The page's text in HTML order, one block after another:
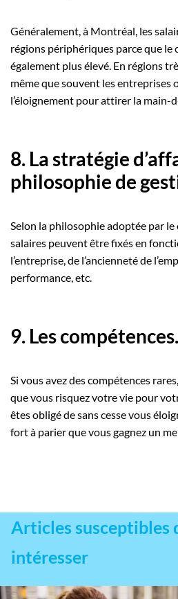
Généralement, à Montréal, les
régions périphériques parce que le
également plus élevé. En régions
même que souvent les entreprises
l’éloignement pour attirer la main-
8. La stratégie
philosophie de
Selon la philosophie adoptée par le
salaires peuvent être fixés en
l’entreprise, de l’ancienneté de
performance, etc.
9. Les compétences.
Si vous avez des compétences
que vous risquez votre vie pour
êtes obligé de sans cesse vous
fort à parier que vous gagnez un
Articles susceptibles
intéresser